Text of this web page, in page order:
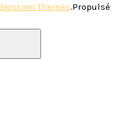
Themes.Propulsé